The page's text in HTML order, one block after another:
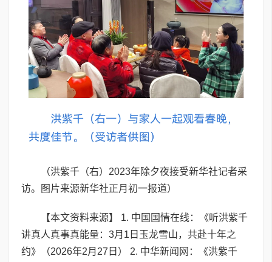
（洪紫千（右）2023年除夕夜接受新华社记者采
访。图片来源新华社正月初一报道）
【本文资料来源】 1. 中国国情在线：《听洪紫千
讲真人真事真能量：3月1日玉龙雪山，共赴十年之
约》（2026年2月27日） 2. 中华新闻网：《洪紫千